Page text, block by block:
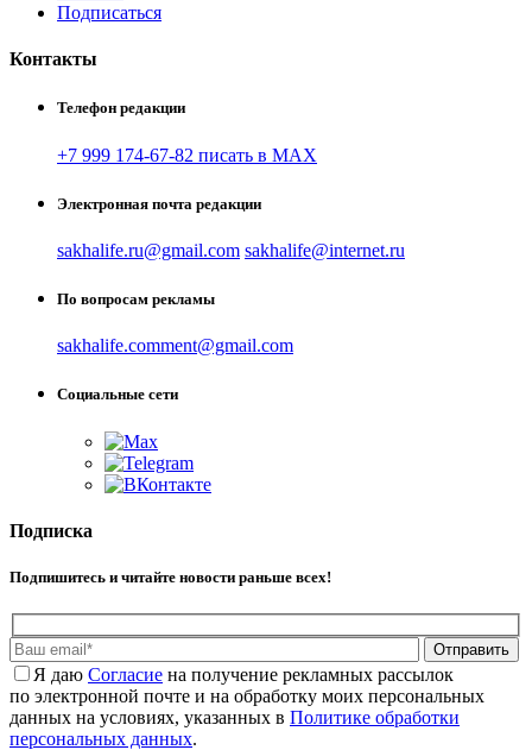
Подписаться
Контакты
Телефон редакции
+7 999 174-67-82 писать в MAX
Электронная почта редакции
sakhalife.ru@gmail.com sakhalife@internet.ru
По вопросам рекламы
sakhalife.comment@gmail.com
Социальные сети
Подписка
Подпишитесь и читайте новости раньше всех!
Отправить
Я даю Cогласие на получение рекламных рассылок
по электронной почте и на обработку моих персональных
данных на условиях, указанных в Политике обработки
персональных данных.